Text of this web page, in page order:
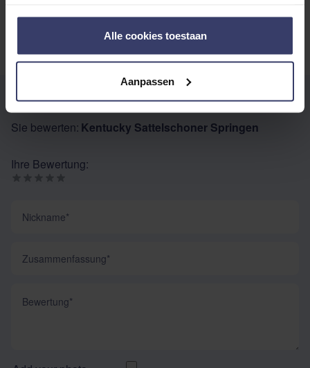
Alle cookies toestaan
Aanpassen
EIGENE BEWERTUNG SCHREIBEN
Sie bewerten: Kentucky Sattelschoner Springen
Ihre Bewertung: